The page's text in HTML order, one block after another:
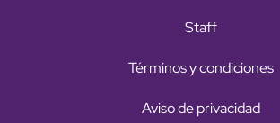
Staff
Términos y condiciones
Aviso de privacidad